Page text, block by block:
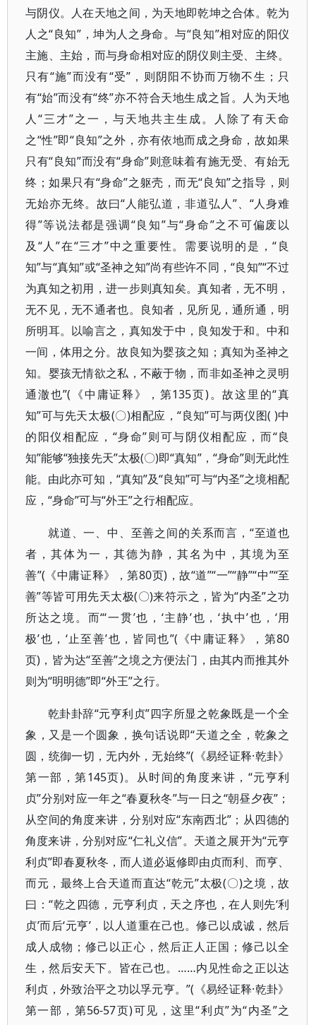
与阴仪。人在天地之间，为天地即乾坤之合体。乾为
人之“良知”，坤为人之身命。与“良知”相对应的阳仪
主施、主始，而与身命相对应的阴仪则主受、主终。
只有“施”而没有“受”，则阴阳不协而万物不生；只
有“始”而没有“终”亦不符合天地生成之旨。人为天地
人“三才”之一，与天地共主生成。人除了有天命
之“性”即“良知”之外，亦有依地而成之身命，故如果
只有“良知”而没有“身命”则意味着有施无受、有始无
终；如果只有“身命”之躯壳，而无“良知”之指导，则
无始亦无终。故曰“人能弘道，非道弘人”、“人身难
得”等说法都是强调“良知”与“身命”之不可偏废以
及“人”在“三才”中之重要性。需要说明的是，“良
知”与“真知”或“圣神之知”尚有些许不同，“良知”“不过
为真知之初用，进一步则真知矣。真知者，无不明，
无不见，无不通者也。良知者，见所见，通所通，明
所明耳。以喻言之，真知发于中，良知发于和。中和
一间，体用之分。故良知为婴孩之知；真知为圣神之
知。婴孩无情欲之私，不蔽于物，而非如圣神之灵明
通澈也”(《中庸证释》，第135页)。故这里的“真
知”可与先天太极(〇)相配应，“良知”可与两仪图( )中
的阳仪相配应，“身命”则可与阴仪相配应，而“良
知”能够“独接先天”太极(〇)即“真知”，“身命”则无此性
能。由此亦可知，“真知”及“良知”可与“内圣”之境相配
应，“身命”可与“外王”之行相配应。
就道、一、中、至善之间的关系而言，“至道也
者，其体为一，其德为静，其名为中，其境为至
善”(《中庸证释》，第80页)，故“道”“一”“静”“中”“至
善”等皆可用先天太极(〇)来符示之，皆为“内圣”之功
所达之境。而“‘一贯’也，‘主静’也，‘执中’也，‘用
极’也，‘止至善’也，皆同也”(《中庸证释》，第80
页)，皆为达“至善”之境之方便法门，由其内而推其外
则为“明明德”即“外王”之行。
乾卦卦辞“元亨利贞”四字所显之乾象既是一个全
象，又是一个圆象，换句话说即“天道之全，乾象之
圆，统御一切，无内外，无始终”(《易经证释·乾卦》
第一部，第145页)。从时间的角度来讲，“元亨利
贞”分别对应一年之“春夏秋冬”与一日之“朝昼夕夜”；
从空间的角度来讲，分别对应“东南西北”；从四德的
角度来讲，分别对应“仁礼义信”。天道之展开为“元亨
利贞”即春夏秋冬，而人道必返修即由贞而利、而亨、
而元，最终上合天道而直达“乾元”太极(〇)之境，故
曰：“乾之四德，元亨利贞，天之序也，在人则先‘利
贞’而后‘元亨’，以人道重在己也。修己以成诚，然后
成人成物；修己以正心，然后正人正国；修己以全
生，然后安天下。皆在己也。……内见性命之正以达
利贞，外致治平之功以孚元亨。”(《易经证释·乾卦》
第一部，第56-57页)可见，这里“利贞”为“内圣”之